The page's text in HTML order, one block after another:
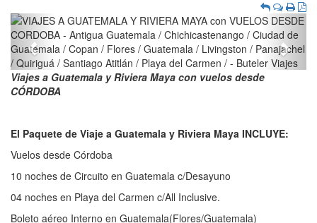
Previous Next
Viajes a Guatemala y Riviera Maya con vuelos desde
CÓRDOBA
El Paquete de Viaje a Guatemala y Riviera Maya INCLUYE:
Vuelos desde Córdoba
10 noches de Circuito en Guatemala c/Desayuno
04 noches en Playa del Carmen c/All Inclusive.
Boleto aéreo Interno en Guatemala(Flores/Guatemala)